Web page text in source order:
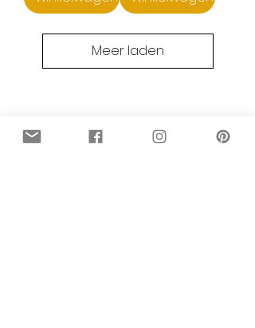
Meer laden
Algemene voorwaarden